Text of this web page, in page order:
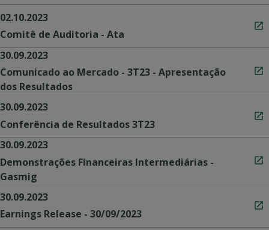
02.10.2023
Comitê de Auditoria - Ata
30.09.2023
Comunicado ao Mercado - 3T23 - Apresentação
dos Resultados
30.09.2023
Conferência de Resultados 3T23
30.09.2023
Demonstrações Financeiras Intermediárias -
Gasmig
30.09.2023
Earnings Release - 30/09/2023